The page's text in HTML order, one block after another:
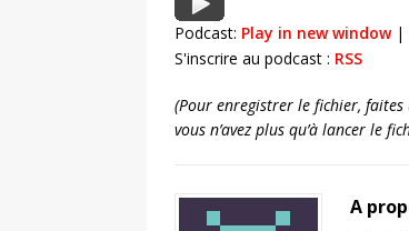
Podcast: Play in new window|
S'inscrire au podcast : RSS
(Pour enregistrer le fichier,
vous n’avez plus qu’à lancer le
A